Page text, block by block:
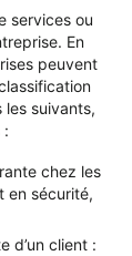
services ou
En
peuvent
les suivants,
:
chez les
en sécurité,
d’un client :